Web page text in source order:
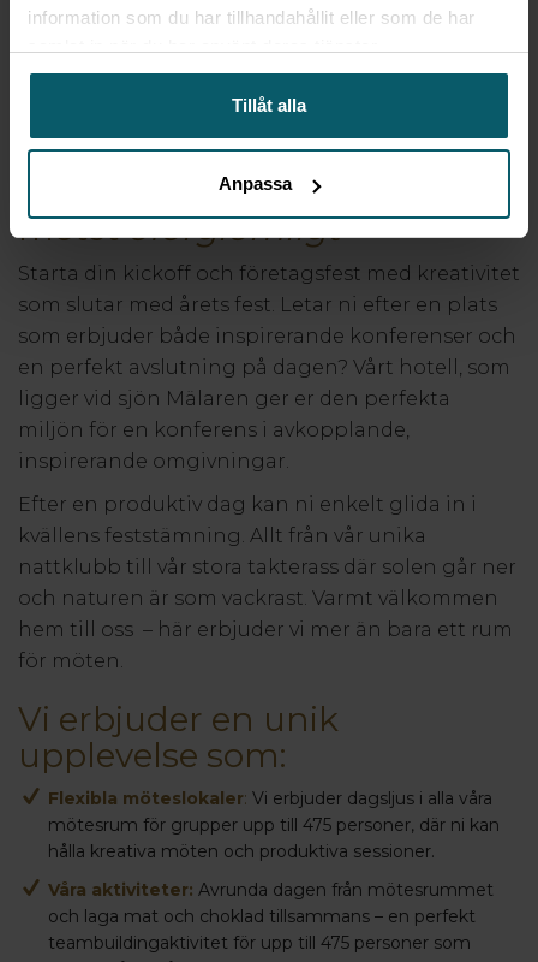
information som du har tillhandahållit eller som de har
Tillåt alla
Anpassa
Från en kreativ konferens till
en magisk fest – hos oss blir
mötetoförglömligt
Starta din kickoff och företagsfest med kreativitet
som slutar med årets fest. Letar ni efter en plats
som erbjuder både inspirerande konferenser och
en perfekt avslutning på dagen? Vårt hotell, som
ligger vid sjön Mälaren ger er den perfekta
miljön för en konferens i avkopplande,
inspirerande omgivningar.
Efter en produktiv dag kan ni enkelt glida in i
kvällens feststämning. Allt från vår unika
nattklubb till vår stora takterass där solen går ner
och naturen är som vackrast. Varmt välkommen
hem till oss – här erbjuder vi mer än bara ett rum
för möten.
Vi erbjuder en unik
upplevelse som:
Flexibla möteslokaler: Vi erbjuder dagsljus i alla våra
mötesrum för grupper upp till 475 personer, där ni kan
hålla kreativa möten och produktiva sessioner.
Våra aktiviteter: Avrunda dagen från mötesrummet
och laga mat och choklad tillsammans – en perfekt
teambuildingaktivitet för upp till 475 personer som